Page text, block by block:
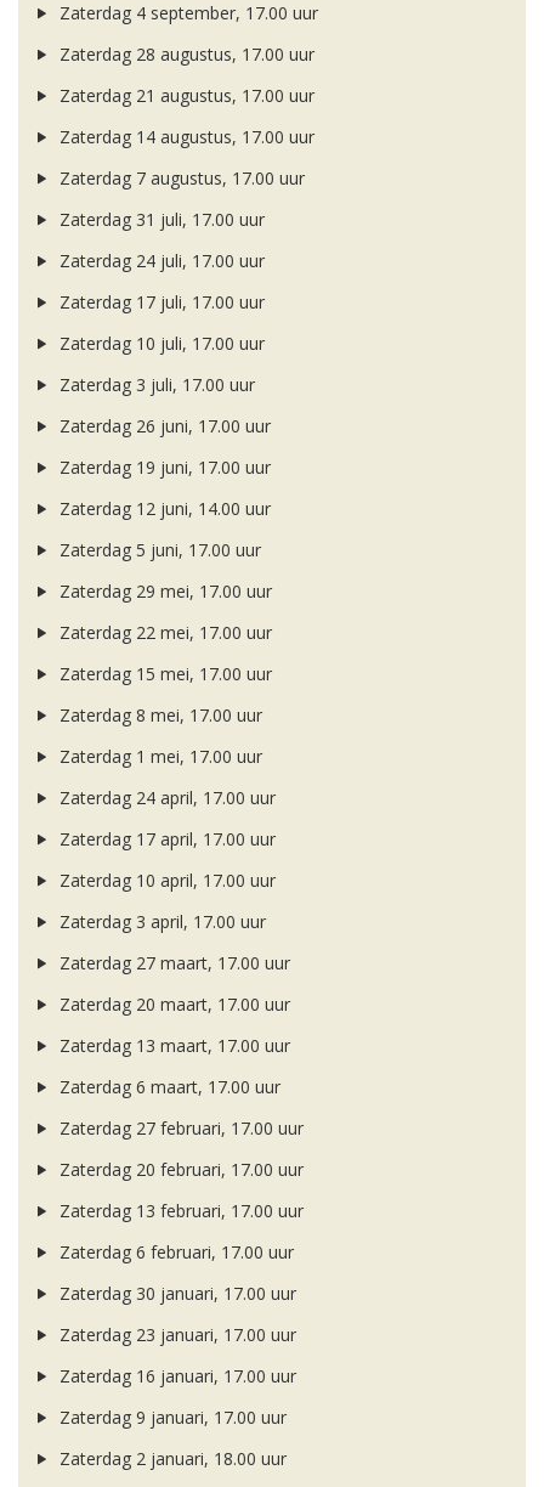
Zaterdag 4 september, 17.00 uur
Zaterdag 28 augustus, 17.00 uur
Zaterdag 21 augustus, 17.00 uur
Zaterdag 14 augustus, 17.00 uur
Zaterdag 7 augustus, 17.00 uur
Zaterdag 31 juli, 17.00 uur
Zaterdag 24 juli, 17.00 uur
Zaterdag 17 juli, 17.00 uur
Zaterdag 10 juli, 17.00 uur
Zaterdag 3 juli, 17.00 uur
Zaterdag 26 juni, 17.00 uur
Zaterdag 19 juni, 17.00 uur
Zaterdag 12 juni, 14.00 uur
Zaterdag 5 juni, 17.00 uur
Zaterdag 29 mei, 17.00 uur
Zaterdag 22 mei, 17.00 uur
Zaterdag 15 mei, 17.00 uur
Zaterdag 8 mei, 17.00 uur
Zaterdag 1 mei, 17.00 uur
Zaterdag 24 april, 17.00 uur
Zaterdag 17 april, 17.00 uur
Zaterdag 10 april, 17.00 uur
Zaterdag 3 april, 17.00 uur
Zaterdag 27 maart, 17.00 uur
Zaterdag 20 maart, 17.00 uur
Zaterdag 13 maart, 17.00 uur
Zaterdag 6 maart, 17.00 uur
Zaterdag 27 februari, 17.00 uur
Zaterdag 20 februari, 17.00 uur
Zaterdag 13 februari, 17.00 uur
Zaterdag 6 februari, 17.00 uur
Zaterdag 30 januari, 17.00 uur
Zaterdag 23 januari, 17.00 uur
Zaterdag 16 januari, 17.00 uur
Zaterdag 9 januari, 17.00 uur
Zaterdag 2 januari, 18.00 uur